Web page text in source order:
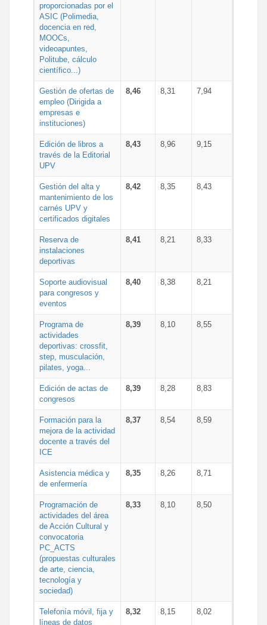
proporcionadas por el
ASIC (Polimedia,
docencia en red,
MOOCs,
videoapuntes,
Politube, cálculo
científico...)
Gestión de ofertas de
empleo (Dirigida a
empresas e
instituciones)
8,46 8,31 7,94
Edición de libros a
través de la Editorial
UPV
8,43 8,96 9,15
Gestión del alta y
mantenimiento de los
carnés UPV y
certificados digitales
8,42 8,35 8,43
Reserva de
instalaciones
deportivas
8,41 8,21 8,33
Soporte audiovisual
para congresos y
eventos
8,40 8,38 8,21
Programa de
actividades
deportivas: crossfit,
step, musculación,
pilates, yoga...
8,39 8,10 8,55
Edición de actas de
congresos
8,39 8,28 8,83
Formación para la
mejora de la actividad
docente a través del
ICE
8,37 8,54 8,59
Asistencia médica y
de enfermería
8,35 8,26 8,71
Programación de
actividades del área
de Acción Cultural y
convocatoria
PC_ACTS
(propuestas culturales
de arte, ciencia,
tecnología y
sociedad)
8,33 8,10 8,50
Telefonía móvil, fija y
líneas de datos
8,32 8,15 8,02